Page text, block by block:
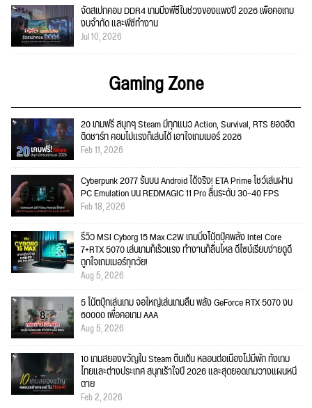
จัดสเปกคอม DDR4 เกมมิ่งพีซีในช่วงของแพงปี 2026 เพื่อคอเกม
งบจำกัด และพีซีทำงาน
Jul 10, 2026
Gaming Zone
20 เกมฟรี สนุกๆ Steam มีทุกแนว Action, Survival, RTS ยอดฮิต
ติดชาร์ท คอมไม่แรงก็เล่นได้ เอาใจเกมเมอร์ 2026
Feb 11, 2026
Cyberpunk 2077 รันบน Android ได้จริง! ETA Prime โชว์เล่นผ่าน
PC Emulation บน REDMAGIC 11 Pro ลื่นระดับ 30–40 FPS
Feb 18, 2026
รีวิว MSI Cyborg 15 Max C2W เกมมิ่งโน้ตบุ๊คพลัง Intel Core
7+RTX 5070 เล่นเกมก็เร็วแรง ทำงานก็ลื่นไหล ดีไซน์เรียบง่ายดูดี
ถูกใจเกมเมอร์ทุกวัย!
Aug 5, 2026
5 โน้ตบุ๊กเล่นเกม จอใหญ่เล่นเกมลื่น พลัง GeForce RTX 5070 งบ
60000 เพื่อคอเกม AAA
Aug 5, 2026
10 เกมสยองขวัญใน Steam ตื่นเต้น หลอนต่อเนื่องไม่มีพัก ทั้งเกม
ไทยและต่างประเทศ สนุกเร้าใจปี 2026 และสุดยอดเกมวางแผนหนี
ตาย
Feb 2, 2026